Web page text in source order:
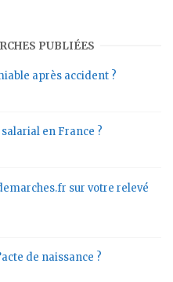
PUBLIÉES
après accident ?
en France ?
sur votre relevé
de naissance ?